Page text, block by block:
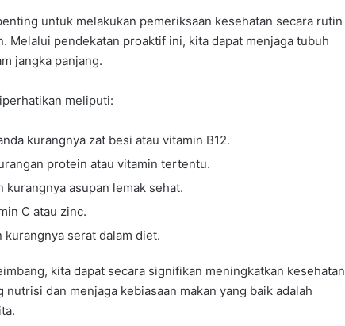
untuk melakukan pemeriksaan kesehatan secara rutin
Melalui pendekatan proaktif ini, kita dapat menjaga tubuh
jangka panjang.
meliputi:
kurangnya zat besi atau vitamin B12.
protein atau vitamin tertentu.
asupan lemak sehat.
C atau zinc.
kurangnya serat dalam diet.
kita dapat secara signifikan meningkatkan kesehatan
dan menjaga kebiasaan makan yang baik adalah